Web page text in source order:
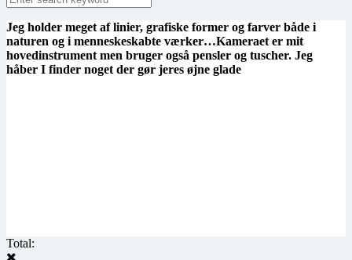
Jeg holder meget af linier, grafiske former og farver både i
naturen og i menneskeskabte værker…Kameraet er mit
hovedinstrument men bruger også pensler og tuscher. Jeg
håber I finder noget der gør jeres øjne glade
Total: